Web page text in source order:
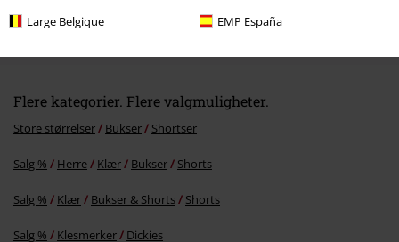
Large Belgique EMP España
kr 1.029,00
Flere kategorier. Flere valgmuligheter.
Store størrelser Bukser Shortser
Salg % Herre Klær Bukser Shorts
Salg % Klær Bukser & Shorts Shorts
Salg % Klesmerker Dickies